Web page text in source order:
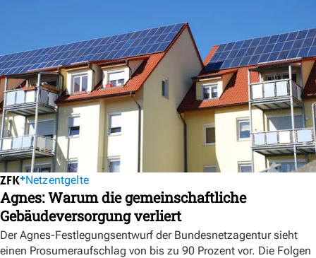
Netzentgelte
Agnes: Warum die gemeinschaftliche
Gebäudeversorgung verliert
Der Agnes-Festlegungsentwurf der Bundesnetzagentur sieht
einen Prosumeraufschlag von bis zu 90 Prozent vor. Die Folgen